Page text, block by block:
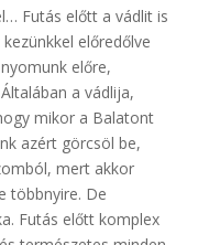
Futás előtt a vádlit is
előredőlve
előre,
a vádlija,
mikor a Balatont
azért görcsöl be,
mert akkor
többnyire. De
Futás előtt komplex